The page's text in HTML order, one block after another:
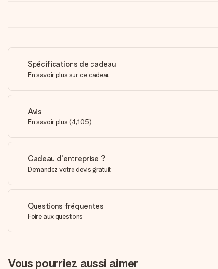
Spécifications de cadeau
En savoir plus sur ce cadeau
Avis
En savoir plus (4,105)
Cadeau d'entreprise ?
Demandez votre devis gratuit
Questions fréquentes
Foire aux questions
Vous pourriez aussi aimer